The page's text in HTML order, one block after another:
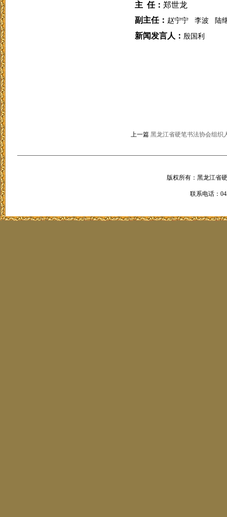
主 任： 郑世龙
副主任： 赵宁宁 李波 陆
新闻发言人： 殷国利
上一篇 黑龙江省硬笔书法协会组织
版权所有：黑龙江省
联系电话：